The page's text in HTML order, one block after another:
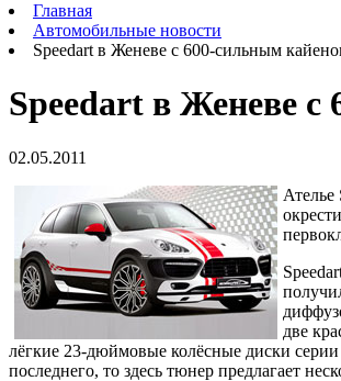
Главная
Автомобильные новости
Speedart в Женеве с 600-сильным
Speedart в Женеве
02.05.2011
Ателье
две
лёгкие 23-дюймовые колёсные диски
последнего, то здесь тюнер предлагает